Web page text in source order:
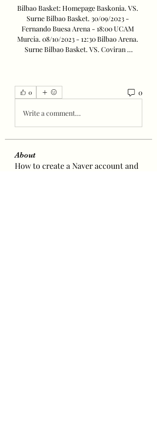
Bilbao Basket: Homepage Baskonia. VS.
Surne Bilbao Basket. 30/09/2023 -
Fernando Buesa Arena - 18:00 UCAM
Murcia. 08/10/2023 - 12:30 Bilbao Arena.
Surne Bilbao Basket. VS. Coviran ...
0 0
Write a comment...
About
How to create a Naver account and